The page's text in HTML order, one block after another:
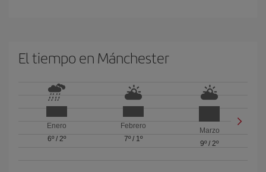
El tiempo en Mánchester
Enero
6º/ 2º
Febrero
7º/ 1º
Marzo
9º /2º